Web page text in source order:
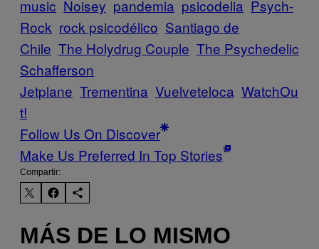
music Noisey pandemia psicodelia Psych-
Rock rock psicodélico Santiago de
Chile The Holydrug Couple The Psychedelic
Schafferson
Jetplane Trementina Vuelveteloca WatchOu
t!
Follow Us On Discover
Make Us Preferred In Top Stories
Compartir:
MÁS DE LO MISMO